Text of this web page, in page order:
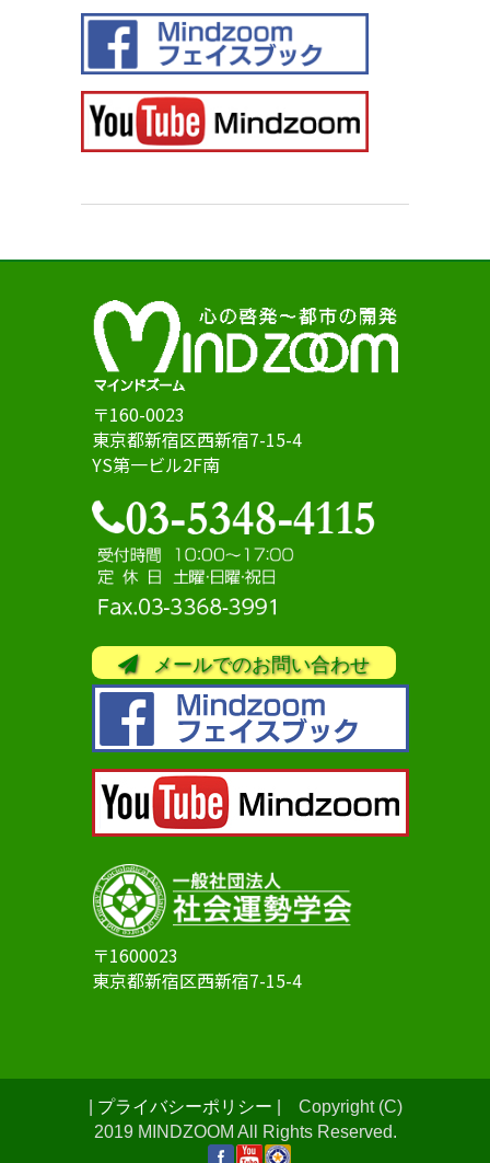
〒160-0023
東京都新宿区西新宿7-15-4
YS第一ビル2F南
メールでのお問い合わせ
〒1600023
東京都新宿区西新宿7-15-4
プライバシーポリシー | Copyright (C)
2019 MINDZOOM All Rights Reserved.